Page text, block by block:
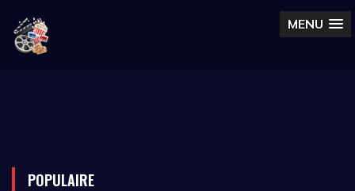
MENU
POPULAIRE